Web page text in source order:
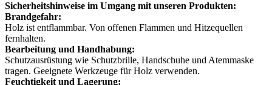
Sicherheitshinweise im Umgang mit unseren Produkten:
Brandgefahr:
Holz ist entflammbar. Von offenen Flammen und Hitzequellen
fernhalten.
Bearbeitung und Handhabung:
Schutzausrüstung wie Schutzbrille, Handschuhe und Atemmaske
tragen. Geeignete Werkzeuge für Holz verwenden.
Feuchtigkeit und Lagerung: